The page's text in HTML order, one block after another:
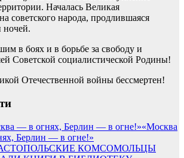
Началась Великая
советского народа, продлившаяся
ночей.
в боях и в борьбе за свободу и
Советской социалистической Родины!
Отечественной войны бессмертен!
«Москва
Берлин — в огне!»